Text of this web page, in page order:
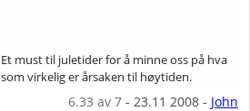
Et must til juletider for å minne oss på hva
som virkelig er årsaken til høytiden.
6.33 av 7- 23.11 2008- John